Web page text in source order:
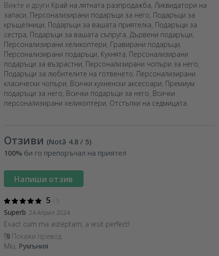
Вижте и други Край на лятната разпродажба, Ликвидатори на
запаси, Персонализирани подаръци за него, Подаръци за
кръщелници, Подаръци за вашата приятелка, Подаръци за
сестра, Подаръци за вашата съпруга, Дървени подаръци,
Персонализирани хеликоптери, Гравирани подаръци,
Персонализирани подаръци, Кухнята, Персонализирани
подаръци за възрастни, Персонализирани чопъри за него,
Подаръци за любителите на готвенето, Персонализирани
класически чопъри, Всички кухненски аксесоари, Премиум
подаръци за него, Всички подаръци за него, Всички
персонализирани хеликоптери, Отстъпки на седмицата.
Отзиви (Notă 4.8 / 5)
100% би го препоръчал на приятел
Напиши отзив
5 / 5
Superb 24 Април 2024
Exact cum ma asteptam, a iesit perfect!
Покажи превод
Miu, Румъния